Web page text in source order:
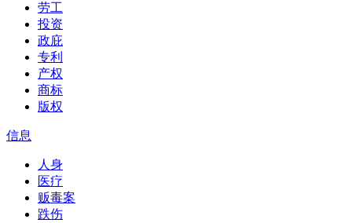
劳工
投资
政庇
专利
产权
商标
版权
信息
人身
医疗
贩毒案
跌伤